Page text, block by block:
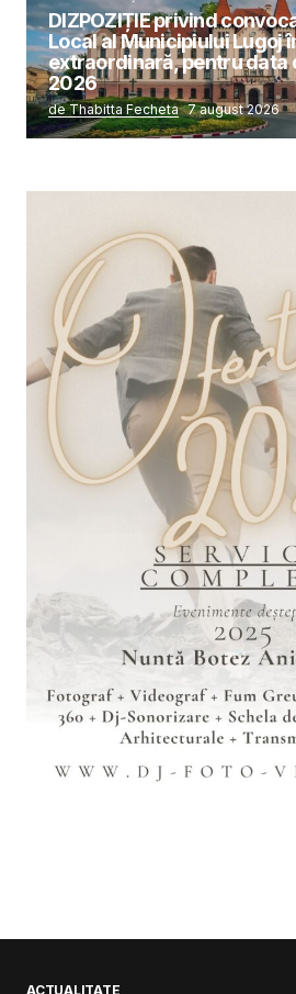
DIZPOZIȚIE privind
Local al Municipiului Lugoj
extraordinară, pentru data
2026
de Thabitta Fecheta 7 august 2026
ACTUALITATE